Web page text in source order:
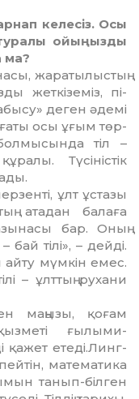
ар­нап келесіз. Осы
туралы ойыңызды
ма?
жаратылыстың
жеткіземіз, пі­
деген әдемі
осы ұғым төр­
тіл –
Түсіністік
ұлт ұстазы
атадан балаға
бар. Оның
бай тілі», – дейді.
айту мүм­кін емес.
– ұлттың рухани
маңызы, қоғам
ғылыми-
қажет етеді.Линг­
математика
танып-білген